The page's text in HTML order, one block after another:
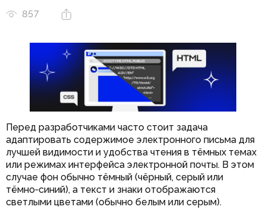
857
Перед разработчиками часто стоит задача
адаптировать содержимое электронного письма для
лучшей видимости и удобства чтения в тёмных темах
или режимах интерфейса электронной почты. В этом
случае фон обычно тёмный (чёрный, серый или
тёмно‑синий), а текст и знаки отображаются
светлыми цветами (обычно белым или серым).